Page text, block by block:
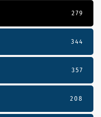
279
344
357
208